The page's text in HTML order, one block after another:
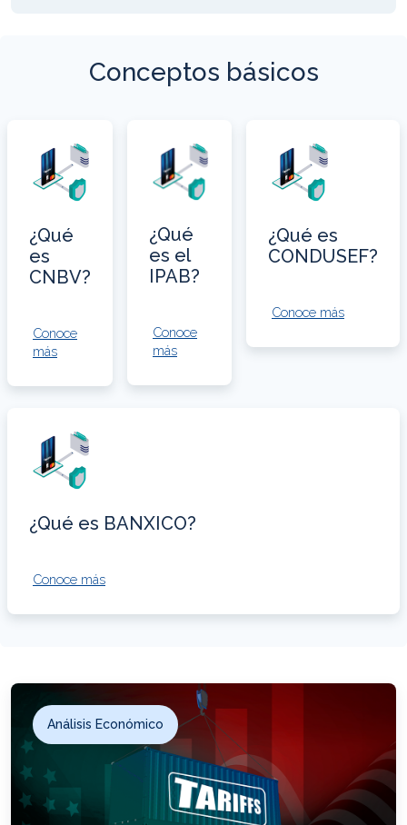
Conceptos básicos
¿Qué
es
CNBV?
Conoce
más
¿Qué
es el
IPAB?
Conoce
más
¿Qué es
CONDUSEF?
Conoce más
¿Qué es BANXICO?
Conoce más
Análisis Económico